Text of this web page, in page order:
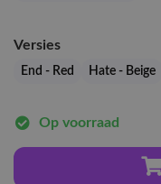
Versies
End - Red Hate - Beige
Op voorraad